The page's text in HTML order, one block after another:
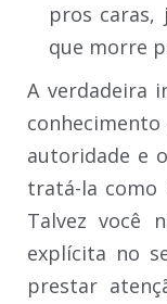
pros caras,
que morre
A verdadeira
autoridade e
tratá-la como
Talvez você
explícita no
prestar